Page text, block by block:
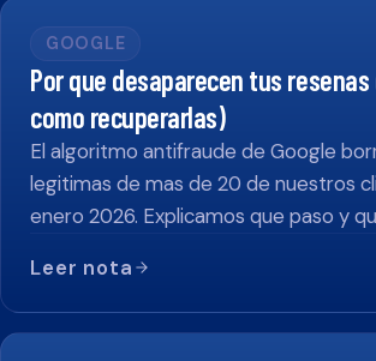
GOOGLE
Por que desaparecen tus resenas
como recuperarlas)
El algoritmo antifraude de Google
legitimas de mas de 20 de nuestros
enero 2026. Explicamos que paso y
Leer nota